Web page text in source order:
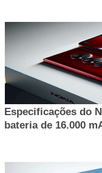
Especificações do
bateria de 16.000